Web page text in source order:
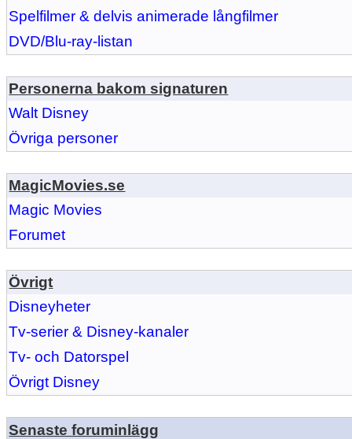
Spelfilmer & delvis animerade långfilmer
DVD/Blu-ray-listan
Personerna bakom signaturen
Walt Disney
Övriga personer
MagicMovies.se
Magic Movies
Forumet
Övrigt
Disneyheter
Tv-serier & Disney-kanaler
Tv- och Datorspel
Övrigt Disney
Senaste foruminlägg